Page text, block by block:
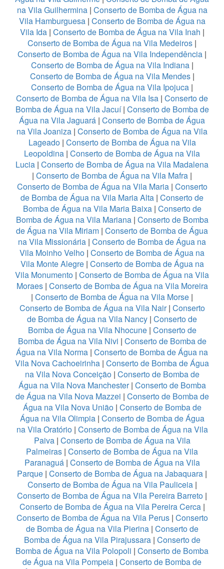
na Vila Guilhermina| Conserto de Bomba de Água na
Vila Hamburguesa| Conserto de Bomba de Água na
Vila Ida| Conserto de Bomba de Água na Vila Inah |
Conserto de Bomba de Água na Vila Medeiros |
Conserto de Bomba de Água na Vila Independência |
Conserto de Bomba de Água na Vila Indiana|
Conserto de Bomba de Água na Vila Mendes|
Conserto de Bomba de Água na Vila Ipojuca |
Conserto de Bomba de Água na Vila Isa | Conserto de
Bomba de Água na Vila Jacuí| Conserto de Bomba de
Água na Vila Jaguará | Conserto de Bomba de Água
na Vila Joaniza | Conserto de Bomba de Água na Vila
Lageado| Conserto de Bomba de Água na Vila
Leopoldina | Conserto de Bomba de Água na Vila
Lucia | Conserto de Bomba de Água na Vila Madalena
| Conserto de Bomba de Água na Vila Mafra |
Conserto de Bomba de Água na Vila Maria| Conserto
de Bomba de Água na Vila Maria Alta | Conserto de
Bomba de Água na Vila Maria Baixa| Conserto de
Bomba de Água na Vila Mariana| Conserto de Bomba
de Água na Vila Miriam | Conserto de Bomba de Água
na Vila Missionária | Conserto de Bomba de Água na
Vila Moinho Velho | Conserto de Bomba de Água na
Vila Monte Alegre| Conserto de Bomba de Água na
Vila Monumento | Conserto de Bomba de Água na Vila
Moraes| Conserto de Bomba de Água na Vila Moreira
| Conserto de Bomba de Água na Vila Morse |
Conserto de Bomba de Água na Vila Nair| Conserto
de Bomba de Água na Vila Nancy | Conserto de
Bomba de Água na Vila Nhocune| Conserto de
Bomba de Água na Vila Nivi | Conserto de Bomba de
Água na Vila Norma | Conserto de Bomba de Água na
Vila Nova Cachoeirinha | Conserto de Bomba de Água
na Vila Nova Conceição| Conserto de Bomba de
Água na Vila Nova Manchester| Conserto de Bomba
de Água na Vila Nova Mazzei | Conserto de Bomba de
Água na Vila Nova União| Conserto de Bomba de
Água na Vila Olimpia| Conserto de Bomba de Água
na Vila Oratório| Conserto de Bomba de Água na Vila
Paiva| Conserto de Bomba de Água na Vila
Palmeiras | Conserto de Bomba de Água na Vila
Paranaguá| Conserto de Bomba de Água na Vila
Parque | Conserto de Bomba de Água na Jabaquara |
Conserto de Bomba de Água na Vila Pauliceia|
Conserto de Bomba de Água na Vila Pereira Barreto |
Conserto de Bomba de Água na Vila Pereira Cerca|
Conserto de Bomba de Água na Vila Perus| Conserto
de Bomba de Água na Vila Pierina| Conserto de
Bomba de Água na Vila Pirajussara| Conserto de
Bomba de Água na Vila Polopoli | Conserto de Bomba
de Água na Vila Pompeia | Conserto de Bomba de